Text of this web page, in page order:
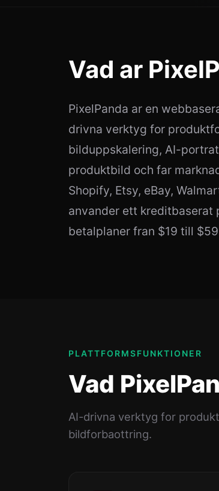
Vad ar
PixelPanda ar en
drivna verktyg for
bilduppskalering, AI-
produktbild och far
Shopify, Etsy, eBay,
anvander ett kreditbaserat
betalplaner fran $19 till
PLATTFORMSFUNKTIONER
Vad
AI-drivna verktyg for
bildforbaottring.